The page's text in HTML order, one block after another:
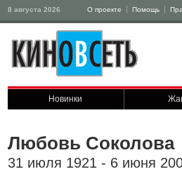
8 августа 2026 О проекте Помощь
Новинки
Любовь Соколова
31 июля 1921 - 6 июня